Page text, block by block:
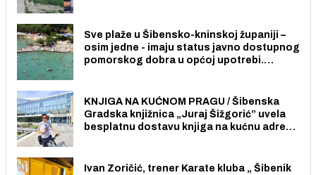
Sve plaže u Šibensko-kninskoj županiji –
osim jedne - imaju status javno dostupnog
pomorskog dobra u općoj upotrebi.
KNJIGA NA KUĆNOM PRAGU / Šibenska
Gradska knjižnica „Juraj Šižgorić” uvela
besplatnu dostavu knjiga na kućnu adresu
Ivan Zoričić, trener Karate kluba „ Šibenik